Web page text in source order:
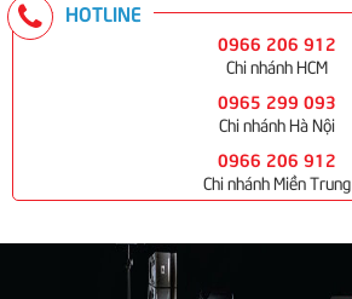
HOTLINE
0966 206 912
Chi nhánh HCM
0965 299 093
Chi nhánh Hà Nội
0966 206 912
Chi nhánh Miền Trung